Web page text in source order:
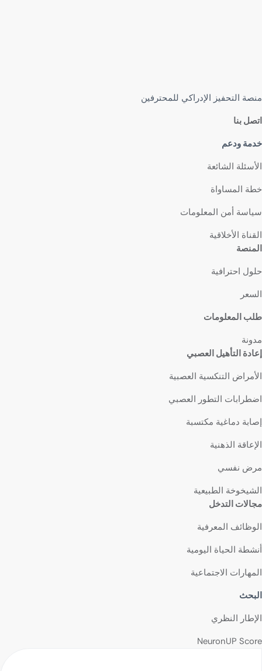
منصة التحفيز الإدراكي للمحترفين
اتصل بنا
خدمة ودعم
الأسئلة الشائعة
خطة المساواة
سياسة أمن المعلومات
القناة الأخلاقية
المنصة
حلول احترافية
السعر
طلب المعلومات
مدونة
إعادة التأهيل العصبي
الأمراض التنكسية العصبية
اضطرابات التطور العصبي
إصابة دماغية مكتسبة
الإعاقة الذهنية
مرض نفسي
الشيخوخة الطبيعية
مجالات التدخل
الوظائف المعرفية
أنشطة الحياة اليومية
المهارات الاجتماعية
البحث
الإطار النظري
NeuronUP Score